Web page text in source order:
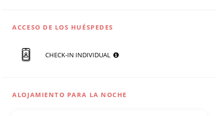
ACCESO DE LOS HUÉSPEDES
CHECK-IN INDIVIDUAL
ALOJAMIENTO PARA LA NOCHE